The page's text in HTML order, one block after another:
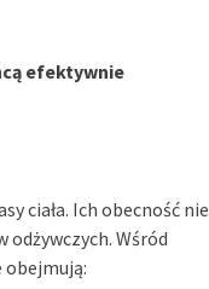
efektywnie
ciała. Ich obecność nie
Wśród
obejmują: